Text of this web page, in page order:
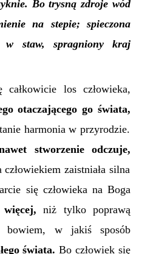
Bo trysną zdroje wód
na stepie; spieczona
w staw, spragniony kraj
los człowieka,
otaczającego go świata,
harmonia w przyrodzie.
stworzenie odczuje,
zaistniała silna
się człowieka na Boga
niż tylko poprawą
bowiem, w jakiś sposób
świata. Bo człowiek się